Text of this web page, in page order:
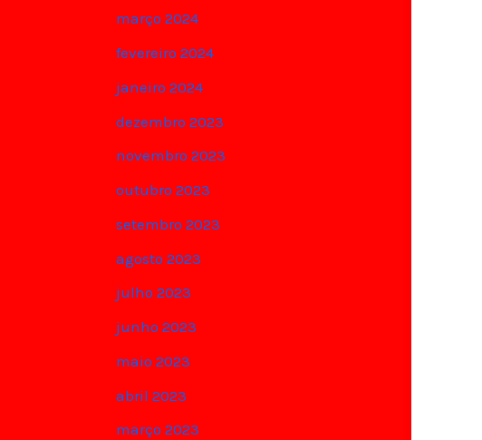
março 2024
fevereiro 2024
janeiro 2024
dezembro 2023
novembro 2023
outubro 2023
setembro 2023
agosto 2023
julho 2023
junho 2023
maio 2023
abril 2023
março 2023